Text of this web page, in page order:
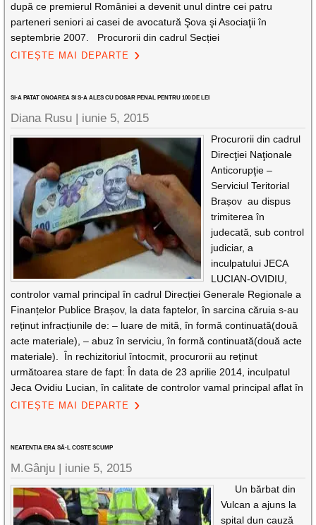
după ce premierul României a devenit unul dintre cei patru
parteneri seniori ai casei de avocatură Şova şi Asociaţii în
septembrie 2007. Procurorii din cadrul Secției
CITEȘTE MAI DEPARTE
SI-A PATAT ONOAREA SI S-A ALES CU DOSAR PENAL PENTRU 100 DE LEI
Diana Rusu | iunie 5, 2015
Procurorii din cadrul
Direcţiei Naţionale
Anticorupţie –
Serviciul Teritorial
Brașov au dispus
trimiterea în
judecată, sub control
judiciar, a
inculpatului JECA
LUCIAN-OVIDIU,
controlor vamal principal în cadrul Direcției Generale Regionale a
Finanțelor Publice Brașov, la data faptelor, în sarcina căruia s-au
reținut infracțiunile de: – luare de mită, în formă continuată(două
acte materiale), – abuz în serviciu, în formă continuată(două acte
materiale). În rechizitoriul întocmit, procurorii au reținut
următoarea stare de fapt: În data de 23 aprilie 2014, inculpatul
Jeca Ovidiu Lucian, în calitate de controlor vamal principal aflat în
CITEȘTE MAI DEPARTE
NEATENȚIA ERA SĂ-L COSTE SCUMP
M.Gânju | iunie 5, 2015
Un bărbat din
Vulcan a ajuns la
spital dun cauză